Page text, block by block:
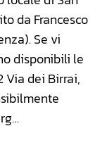
da Francesco
Se vi
disponibili le
Via dei Birrai,